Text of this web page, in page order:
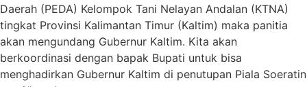
Daerah (PEDA) Kelompok Tani Nelayan Andalan (KTNA)
tingkat Provinsi Kalimantan Timur (Kaltim) maka panitia
akan mengundang Gubernur Kaltim. Kita akan
berkoordinasi dengan bapak Bupati untuk bisa
menghadirkan Gubernur Kaltim di penutupan Piala Soeratin